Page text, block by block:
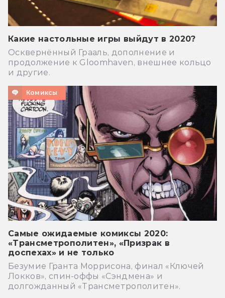
Какие настольные игры выйдут в 2020?
Осквернённый Грааль, дополнение и
продолжение к Gloomhaven, внешнее кольцо
и другие.
Комиксы
Самые ожидаемые комиксы 2020:
«Трансметрополитен», «Призрак в
доспехах» и не только
Безумие Гранта Моррисона, финал «Ключей
Локков», спин-оффы «Сэндмена» и
долгожданный «Трансметрополитен».